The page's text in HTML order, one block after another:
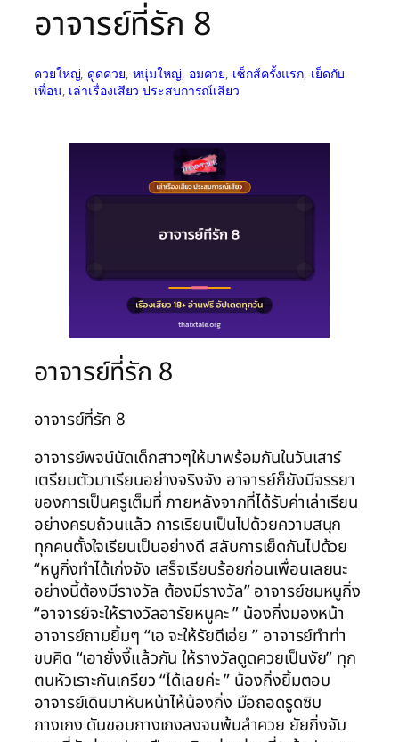
อาจารย์ที่รัก 8
ควยใหญ่, ดูดควย, หนุ่มใหญ่, อมควย, เซ็กส์ครั้งแรก, เย็ดกับ
เพื่อน, เล่าเรื่องเสียว ประสบการณ์เสียว
อาจารย์ที่รัก 8
อาจารย์ที่รัก 8
อาจารย์พจน์นัดเด็กสาวๆให้มาพร้อมกันในวันเสาร์
เตรียมตัวมาเรียนอย่างจริงจัง อาจารย์ก็ยังมีจรรยา
ของการเป็นครูเต็มที่ ภายหลังจากที่ได้รับค่าเล่าเรียน
อย่างครบถ้วนแล้ว การเรียนเป็นไปด้วยความสนุก
ทุกคนตั้งใจเรียนเป็นอย่างดี สลับการเย็ดกันไปด้วย
“หนูกิ่งทำได้เก่งจัง เสร็จเรียบร้อยก่อนเพื่อนเลยนะ
อย่างนี้ต้องมีรางวัล ต้องมีรางวัล” อาจารย์ชมหนูกิ่ง
“อาจารย์จะให้รางวัลอารัยหนูคะ ” น้องกิ่งมองหน้า
อาจารย์ถามยิ้มๆ “เอ จะให้รัยดีเอ่ย ” อาจารย์ทำท่า
ขบคิด “เอายั่งงี๊แล้วกัน ให้รางวัลดูดควยเป็นงัย” ทุก
ตนหัวเราะกันเกรียว “ได้เลยค่ะ ” น้องกิ่งยิ้มตอบ
อาจารย์เดินมาหันหน้าไห้น้องกิ่ง มือถอดรูดซิบ
กางเกง ดันขอบกางเกงลงจนพ้นลำควย ยัยกิ่งจับ